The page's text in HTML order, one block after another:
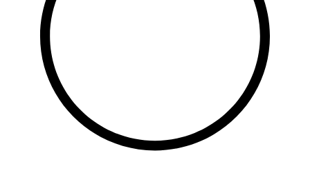
Балык бистәсе
104,9 FM
Баулы
107,5 FM
Биләр